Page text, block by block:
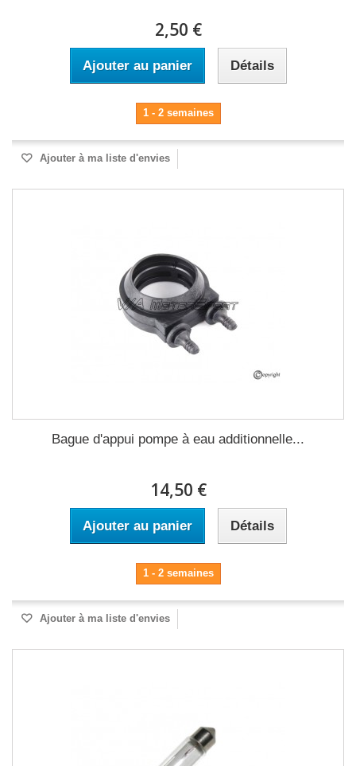
2,50 €
Ajouter au panier Détails
1 - 2 semaines
Ajouter à ma liste d'envies
Bague d'appui pompe à eau additionnelle...
14,50 €
Ajouter au panier Détails
1 - 2 semaines
Ajouter à ma liste d'envies